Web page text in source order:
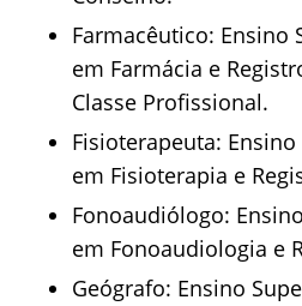
Farmacêutico: Ensino
em Farmácia e
Classe Profissional.
Fisioterapeuta:
em Fisioterapia e
Fonoaudiólogo:
em Fonoaudiologia e
Geógrafo: Ensino